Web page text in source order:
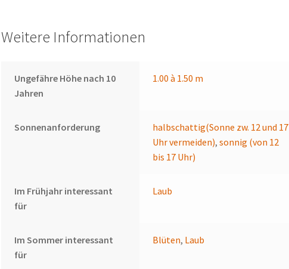
Weitere Informationen
Ungefähre Höhe nach 10
Jahren
1.00 à 1.50 m
Sonnenanforderung
halbschattig(Sonne zw. 12 und 17
Uhr vermeiden),sonnig (von 12
bis 17 Uhr)
Im Frühjahr interessant
für
Laub
Im Sommer interessant
für
Blüten, Laub